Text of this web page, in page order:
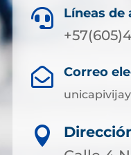
 Líneas de
 Correo
